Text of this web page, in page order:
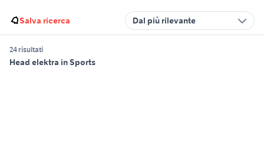
Salva ricerca Dal più rilevante
24 risultati
Head elektra in Sports